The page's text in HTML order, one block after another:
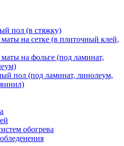
пол (в стяжку)
на сетке (в плиточный клей,
на фольге (под ламинат,
пол (под ламинат, линолеум,
обогрева